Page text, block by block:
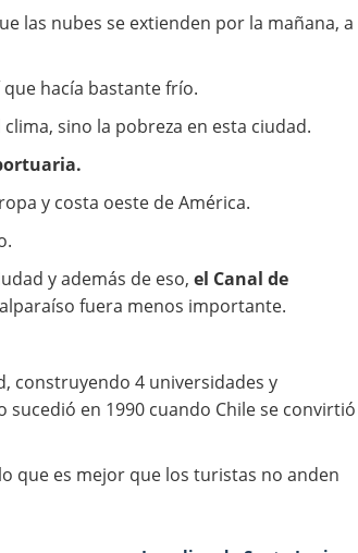
las nubes se extienden por la mañana, a
hacía bastante frío.
sino la pobreza en esta ciudad.
y costa oeste de América.
y además de eso, el Canal de
fuera menos importante.
construyendo 4 universidades y
sucedió en 1990 cuando Chile se convirtió
que es mejor que los turistas no anden